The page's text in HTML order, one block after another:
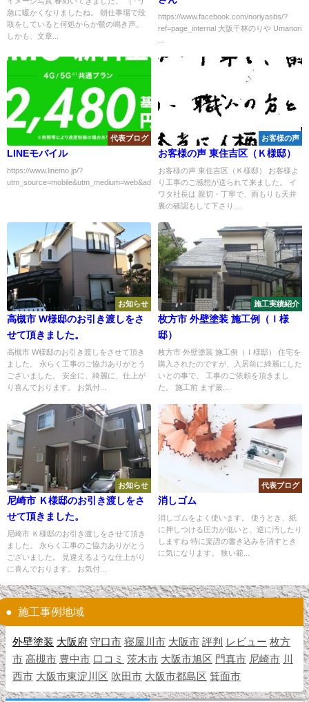
急に暖かくなりましたね。 朝仕事場で段
取をしていると何処からか鶯の鳴き声。
しかも、文章...
https://www.facebook.com/noriyasbs/?
ref=page_internal 大阪千林のりや Umanori
代表ブログ
LINEモバイル
https://www.linemo.jp/?
utm_source=mobile&utm_medium=web&adid=l...
お客様の声
お客様の声 東住吉区（Ｋ様邸）
お客様の声 東住吉区（Ｋ様邸） お客様よ
り工事のご感想が送られて来ました。 イ
ワタ社長は 親切・丁寧で、雨もりも天井
裏の確認もして下さり...
お知らせ
高槻市 W様邸のお引き渡しをさ
せて頂きました。
高槻市 W様邸のお引き渡しをさせて頂き
ました。 永らく工事のご協力ありがとう
ございました。 安全に、綺麗に、仕上が
り喜んでおります。 お気付...
施工実績紹介
枚方市 外壁塗装 施工例（Ｉ様
邸）
枚方市 外壁塗装 施工例（Ｉ様邸） 住宅を
購入されたのですが、入居前に綺麗にした
いとの事で、 工事のご依頼を頂きまし
た。 施工前 まず最...
お知らせ
尼崎市 Ｋ様邸のお引き渡しをさ
せて頂きました。
尼崎市 Ｋ様邸のお引き渡しをさせて頂き
ました。 永らく工事のご協力ありがとう
ございました。 見違えるような仕上がり
に喜んでおります。 お気付...
代表ブログ
消しゴム
消しゴムをよく使います。 使うとき、紙
に押しつける圧力が低いと、逆に汚したり
しますね 特に楽譜の書き込みを消すとき
に気になります。 狭い範...
施工事例地域
外壁塗装 大阪府 守口市 寝屋川市 大阪市 評判 レビュー 枚方
市 高槻市 豊中市 口コミ 茨木市 大阪市旭区 門真市 尼崎市 川
西市 大阪市東淀川区 吹田市 大阪市都島区 箕面市